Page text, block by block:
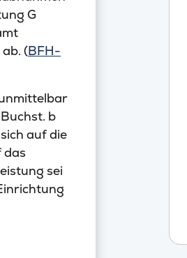
G
(BFH-
b
auf die
das
sei